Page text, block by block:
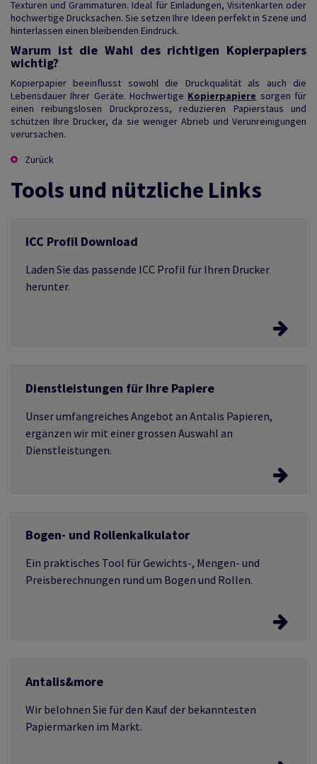
Texturen und Grammaturen. Ideal für Einladungen, Visitenkarten oder
hochwertige Drucksachen. Sie setzen Ihre Ideen perfekt in Szene und
hinterlassen einen bleibenden Eindruck.
Warum ist die Wahl des richtigen Kopierpapiers
wichtig?
Kopierpapier beeinflusst sowohl die Druckqualität als auch die
Lebensdauer Ihrer Geräte. Hochwertige Kopierpapiere sorgen für
einen reibungslosen Druckprozess, reduzieren Papierstaus und
schützen Ihre Drucker, da sie weniger Abrieb und Verunreinigungen
verursachen.
Zurück
Tools und nützliche Links
ICC Profil Download
Laden Sie das passende ICC Profil für Ihren Drucker
herunter.
Verfügbar nur für Antalis Kunden. Bitte loggen Sie sich
ein oder erstellen Sie ein neues Webshop-Konto.
Dienstleistungen für Ihre Papiere
Unser umfangreiches Angebot an Antalis Papieren,
ergänzen wir mit einer grossen Auswahl an
Dienstleistungen.
Erfahren Sie mehr darüber.
Bogen- und Rollenkalkulator
Ein praktisches Tool für Gewichts-, Mengen- und
Preisberechnungen rund um Bogen und Rollen.
Starten Sie jetzt Ihre Berechnungen.
Antalis&more
Wir belohnen Sie für den Kauf der bekanntesten
Papiermarken im Markt.